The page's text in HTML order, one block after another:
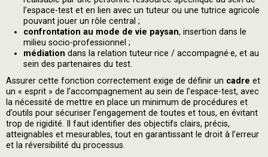
l’espace-test et en lien avec un tuteur ou une tutrice agricole
pouvant jouer un rôle central ;
confrontation au mode de vie paysan, insertion dans le
milieu socio-professionnel ;
médiation dans la relation tuteur·rice / accompagné·e, et au
sein des partenaires du test.
Assurer cette fonction correctement exige de définir un cadre et
un « esprit » de l’accompagnement au sein de l’espace-test, avec
la nécessité de mettre en place un minimum de procédures et
d’outils pour sécuriser l’engagement de toutes et tous, en évitant
trop de rigidité. Il faut identifier des objectifs clairs, précis,
atteignables et mesurables, tout en garantissant le droit à l’erreur
et la réversibilité du processus.